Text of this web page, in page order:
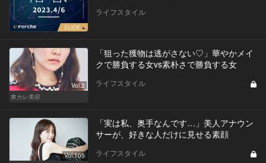
ライフスタイル
Vol.2
東カレ美容
「狙った獲物は逃がさない♡」華やかメイ
クで勝負する女vs素朴さで勝負する女
ライフスタイル
Vol.105
「実は私、奥手なんです…」美人アナウン
サーが、好きな人だけに見せる素顔
ライフスタイル